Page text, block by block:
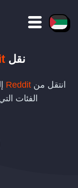
نقل
انتقل منReddit
الفئات